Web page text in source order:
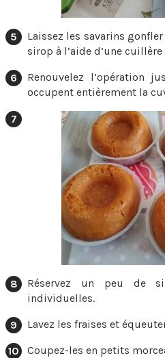
Laissez les savarins
sirop à l’aide d’une
Renouvelez l’opération
occupent entièrement la
Réservez un peu de
individuelles.
Lavez les fraises et
Coupez-les en petits